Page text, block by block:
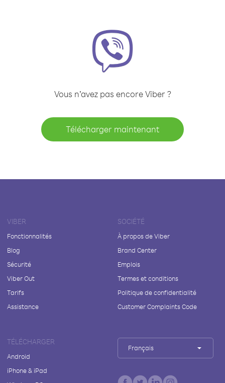
Vous n’avez pas encore Viber ?
Télécharger maintenant
VIBER
Fonctionnalités
Blog
Sécurité
Viber Out
Tarifs
Assistance
SOCIÉTÉ
À propos de Viber
Brand Center
Emplois
Termes et conditions
Politique de confidentialité
Customer Complaints Code
TÉLÉCHARGER
Android
iPhone & iPad
Français